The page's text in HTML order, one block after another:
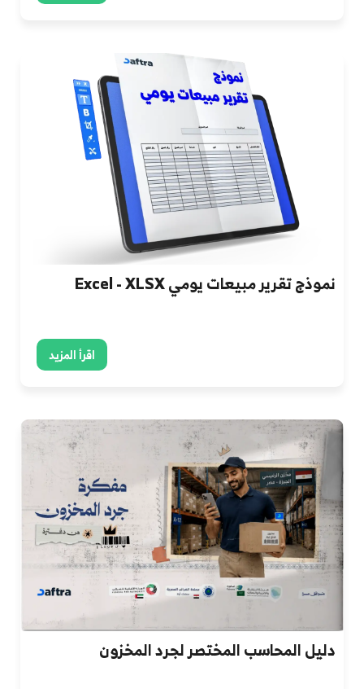
نموذج تقرير مبيعات يومي Excel - XLSX
اقرأ المزيد
دليل المحاسب المختصر لجرد المخزون